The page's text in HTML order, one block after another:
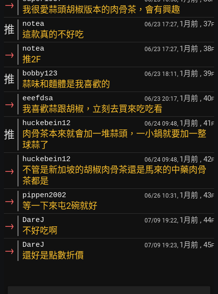
→ 我很愛蒜頭胡椒版本的肉骨茶，會有興趣
推 notea 06/23 17:27, 1月前 , 37F
這款真的不好吃
→ notea 06/23 17:27, 1月前 , 38F
推2F
推 bobby123 06/23 18:11, 1月前 , 39F
蒜味和麵體是我喜歡的
→ eeefdsa 06/23 20:17, 1月前 , 40F
我喜歡蒜跟胡椒，立刻去買來吃吃看
推
huckebein12 06/24 09:48, 1月前 , 41 F
肉骨茶本來就會加一堆蒜頭，一小鍋就要加一整
球蒜了
→
huckebein12 06/24 09:48, 1月前 , 42F
不管是新加坡的胡椒肉骨茶還是馬來的中藥肉骨
茶都是
→ pippen2002 06/26 10:31, 1月前 , 43F
等一下來屯2碗就好
→ DareJ 07/09 19:22, 1月前 , 44F
不好吃啊
→ DareJ 07/09 19:23, 1月前 , 45F
還好是點數折價